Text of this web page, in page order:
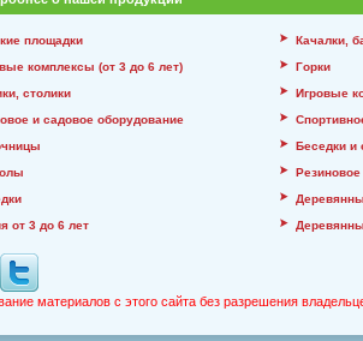
площадки
Качалки,
комплексы (от 3 до 6 лет)
Горки
столики
Игровые
и садовое оборудование
Беседки и
от 3 до 6 лет
материалов с этого сайта без разрешения